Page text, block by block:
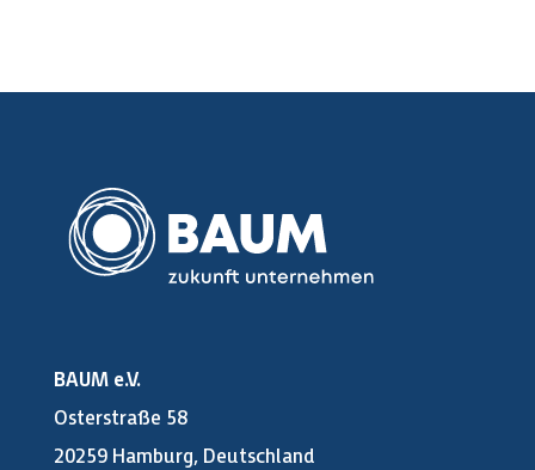
BAUM e.V.
Osterstraße 58
20259 Hamburg, Deutschland